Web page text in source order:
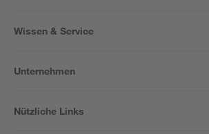
Wissen & Service
Unternehmen
Nützliche Links